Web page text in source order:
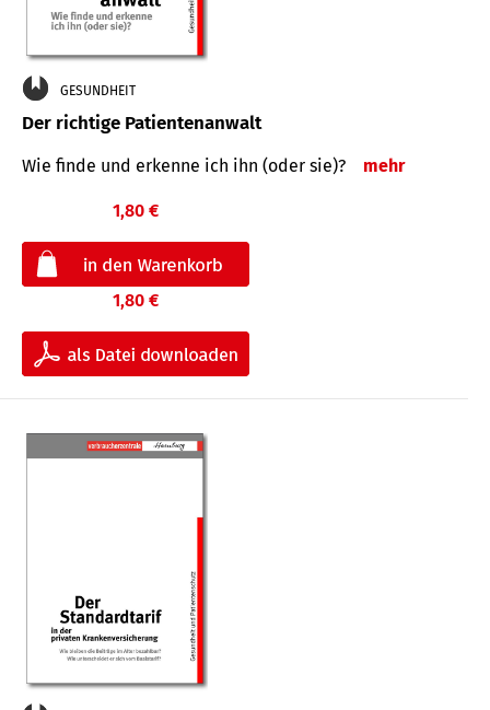
GESUNDHEIT
Der richtige Patientenanwalt
Wie finde und erkenne ich ihn (oder sie)? mehr
1,80 €
1,80 €